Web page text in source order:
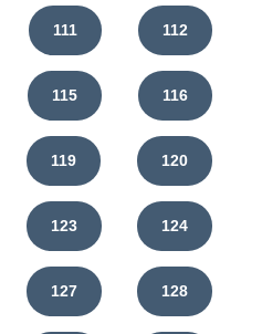
111 112
115 116
119 120
123 124
127 128